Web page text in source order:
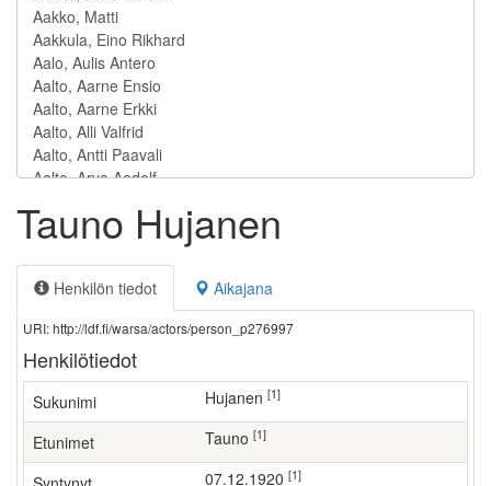
Tauno Hujanen
Henkilön tiedot Aikajana
URI: http://ldf.fi/warsa/actors/person_p276997
Henkilötiedot
Sukunimi Hujanen [1]
Etunimet Tauno [1]
07.12.1920 [1]